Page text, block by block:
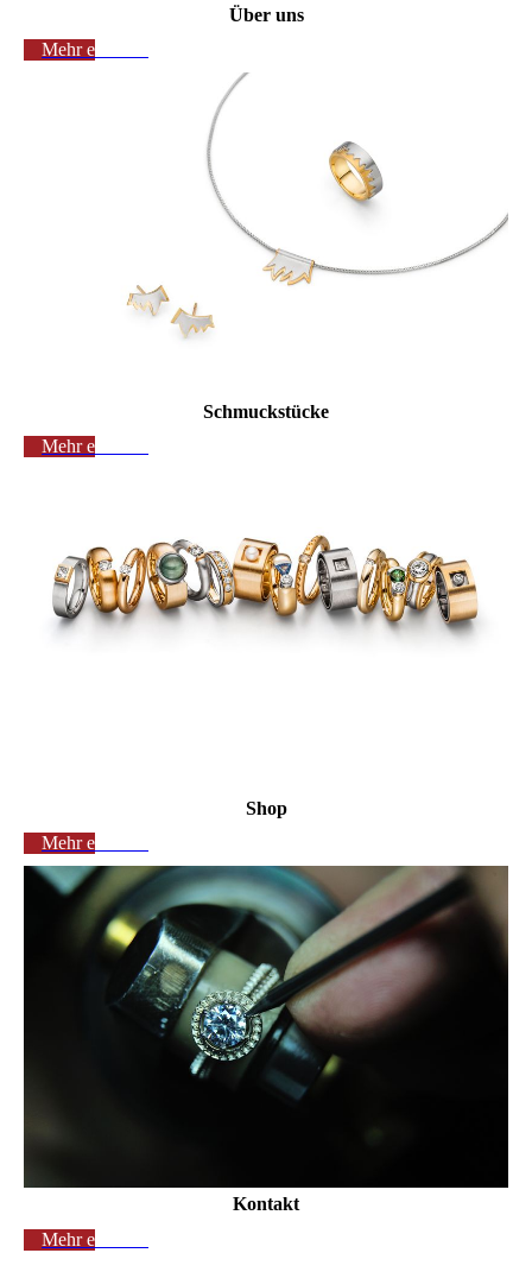
Über uns
Mehr erfahren
Schmuckstücke
Mehr erfahren
Shop
Mehr erfahren
Kontakt
Mehr erfahren